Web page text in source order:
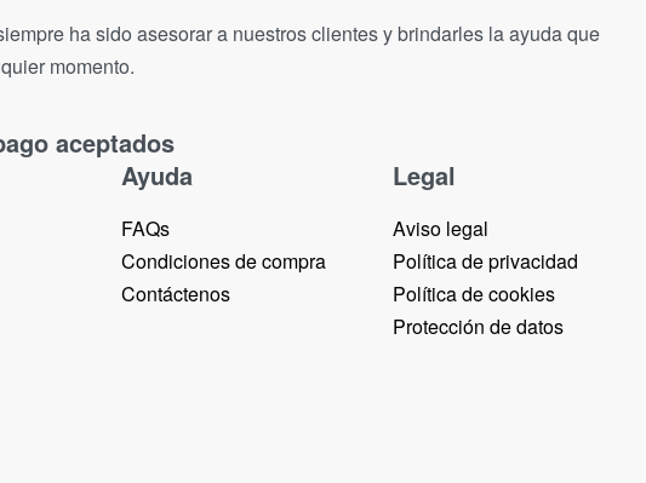
ha sido asesorar a nuestros clientes y brindarles la ayuda que
momento.
aceptados
Ayuda
FAQs
Condiciones de compra
Contáctenos
Legal
Aviso legal
Política de privacidad
Política de cookies
Protección de datos